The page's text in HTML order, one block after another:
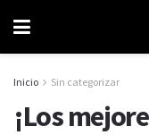
Inicio Sin categorizar
¡Los